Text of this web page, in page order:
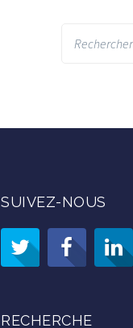
SUIVEZ-NOUS
RECHERCHE